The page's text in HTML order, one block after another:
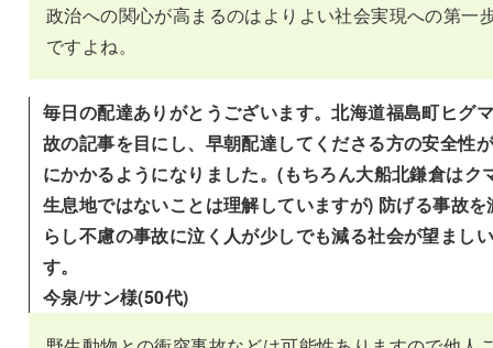
政治への関心が高まるのはよりよい社会実現への第一
ですよね。
毎日の配達ありがとうございます。北海道福島町ヒグ
故の記事を目にし、早朝配達してくださる方の安全性
にかかるようになりました。(もちろん大船北鎌倉はク
生息地ではないことは理解していますが) 防げる事故を
らし不慮の事故に泣く人が少しでも減る社会が望まし
す。
今泉/サン様(50代)